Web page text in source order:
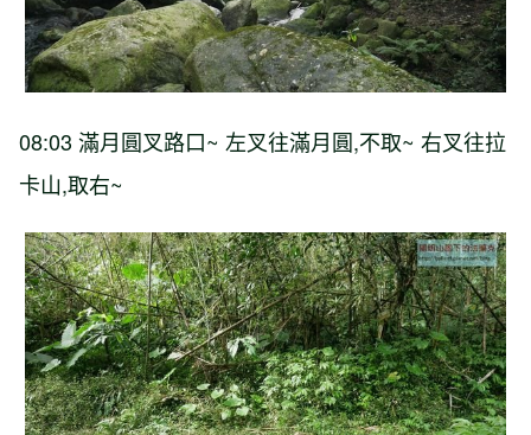
08:03 滿月圓叉路口~ 左叉往滿月圓,不取~ 右叉往拉
卡山,取右~